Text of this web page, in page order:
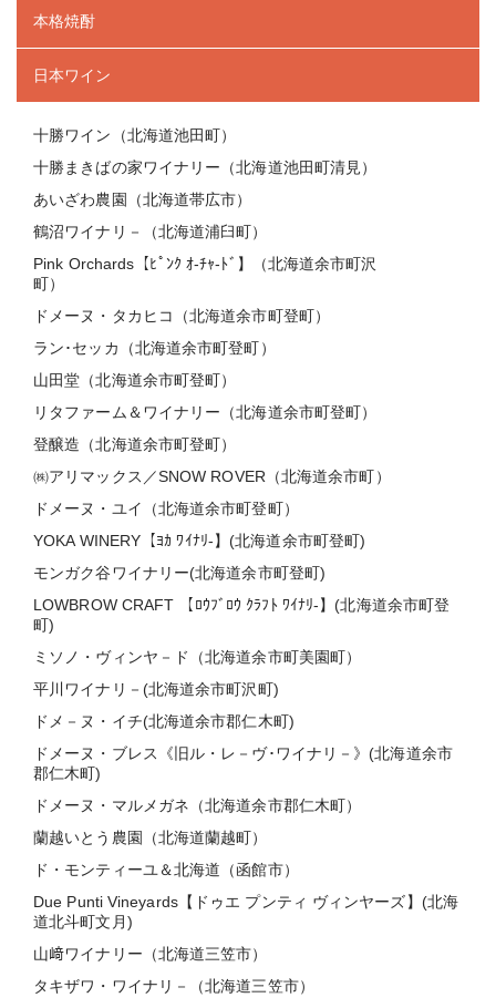
本格焼酎
日本ワイン
十勝ワイン（北海道池田町）
十勝まきばの家ワイナリー（北海道池田町清見）
あいざわ農園（北海道帯広市）
鶴沼ワイナリ－（北海道浦臼町）
Pink Orchards【ﾋﾟﾝｸ ｵ-ﾁｬ-ﾄﾞ】（北海道余市町沢
町）
ドメーヌ・タカヒコ（北海道余市町登町）
ラン･セッカ（北海道余市町登町）
山田堂（北海道余市町登町）
リタファーム＆ワイナリー（北海道余市町登町）
登醸造（北海道余市町登町）
㈱アリマックス／SNOW ROVER（北海道余市町）
ドメーヌ・ユイ（北海道余市町登町）
YOKA WINERY【ﾖｶ ﾜｲﾅﾘ-】(北海道余市町登町)
モンガク谷ワイナリー(北海道余市町登町)
LOWBROW CRAFT 【ﾛｳﾌﾞﾛｳ ｸﾗﾌﾄ ﾜｲﾅﾘ-】(北海道余市町登
町)
ミソノ・ヴィンヤ－ド（北海道余市町美園町）
平川ワイナリ－(北海道余市町沢町)
ドメ－ヌ・イチ(北海道余市郡仁木町)
ドメーヌ・ブレス《旧ル・レ－ヴ･ワイナリ－》(北海道余市
郡仁木町)
ドメーヌ・マルメガネ（北海道余市郡仁木町）
蘭越いとう農園（北海道蘭越町）
ド・モンティーユ＆北海道（函館市）
Due Punti Vineyards【ドゥエ プンティ ヴィンヤーズ】(北海
道北斗町文月)
山﨑ワイナリー（北海道三笠市）
タキザワ・ワイナリ－（北海道三笠市）